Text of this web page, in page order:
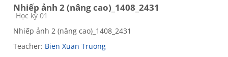
Nhiếp ảnh 2 (nâng cao)_1408_2431
Course category
Học kỳ 01
Nhiếp ảnh 2 (nâng cao)_1408_2431
Teacher: Bien Xuan Truong